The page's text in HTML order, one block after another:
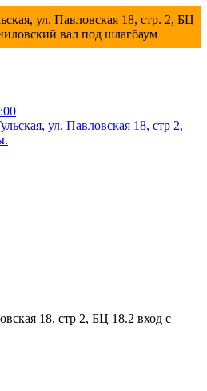
ул. Павловская 18, стр. 2, БЦ
вал под шлагбаум
ул. Павловская 18, стр 2,
18, стр 2, БЦ 18.2 вход с